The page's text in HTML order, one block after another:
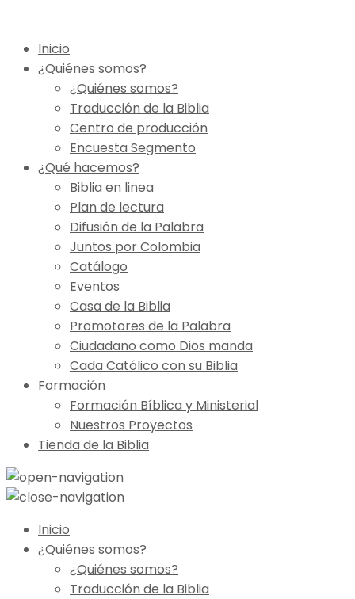
Inicio
¿Quiénes somos?
¿Quiénes somos?
Traducción de la Biblia
Centro de producción
Encuesta Segmento
¿Qué hacemos?
Biblia en linea
Plan de lectura
Difusión de la Palabra
Juntos por Colombia
Catálogo
Eventos
Casa de la Biblia
Promotores de la Palabra
Ciudadano como Dios manda
Cada Católico con su Biblia
Formación
Formación Bíblica y Ministerial
Nuestros Proyectos
Tienda de la Biblia
Inicio
¿Quiénes somos?
¿Quiénes somos?
Traducción de la Biblia